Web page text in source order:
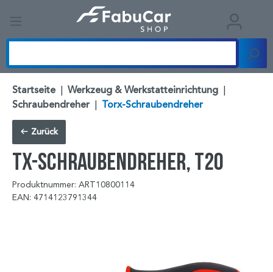
Startseite | Werkzeug & Werkstatteinrichtung |
Schraubendreher | Torx-Schraubendreher
Zurück
TX-Schraubendreher, T20
Produktnummer: ART10800114
EAN: 4714123791344